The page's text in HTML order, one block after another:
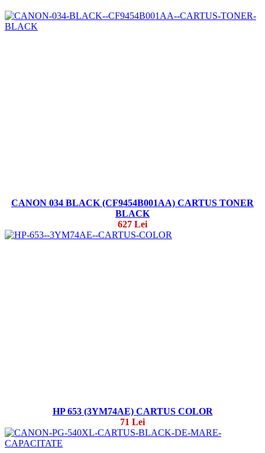
CANON 034 BLACK (CF9454B001AA) CARTUS TONER
BLACK
627 Lei
HP 653 (3YM74AE) CARTUS COLOR
71 Lei